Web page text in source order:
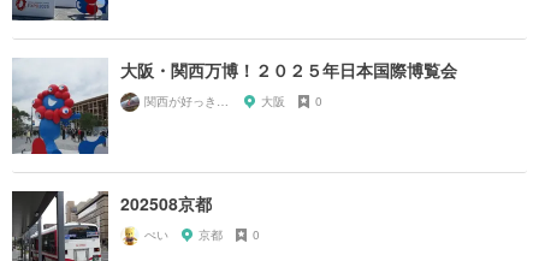
大阪・関西万博！２０２５年日本国際博覧会
関西が好っきゃねん 大阪 0
202508京都
ぺい 京都 0